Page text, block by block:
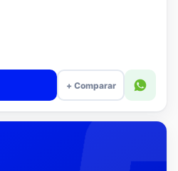
+ Comparar